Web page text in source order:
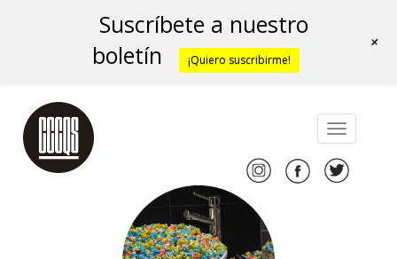
Suscríbete a nuestro
boletín
¡Quiero suscribirme!
+